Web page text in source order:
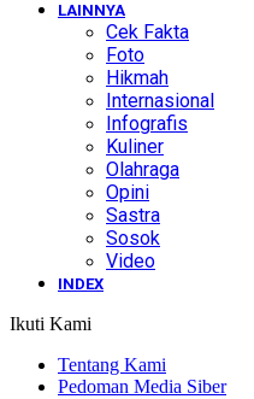
LAINNYA
Cek Fakta
Foto
Hikmah
Internasional
Infografis
Kuliner
Olahraga
Opini
Sastra
Sosok
Video
INDEX
Ikuti Kami
Tentang Kami
Pedoman Media Siber